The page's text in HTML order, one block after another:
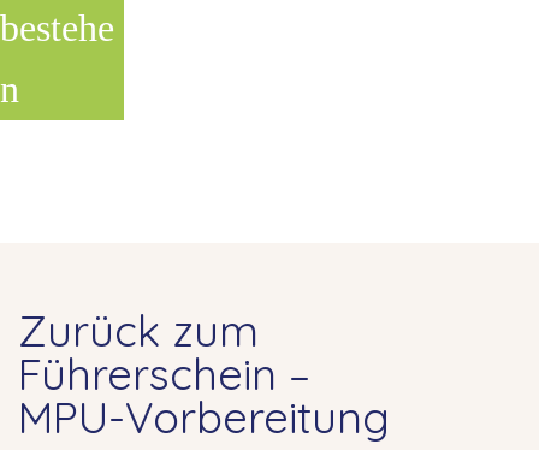
bestehe
n
Zurück zum
Führerschein –
MPU-Vorbereitung